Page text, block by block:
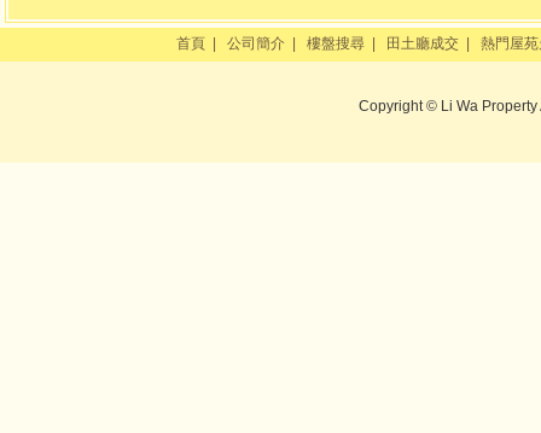
首頁 公司簡介 樓盤搜尋 田土廳成交 熱門屋
Copyright © Li Wa